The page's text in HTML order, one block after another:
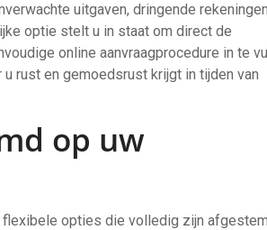
uitgaven, dringende
optie stelt u in staat om direct de
online aanvraagprocedure in te
rust en gemoedsrust krijgt in tijden van
op uw
flexibele opties die volledig zijn